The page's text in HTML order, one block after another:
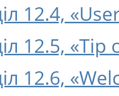
12.4,
12.5, «Tip
12.6,